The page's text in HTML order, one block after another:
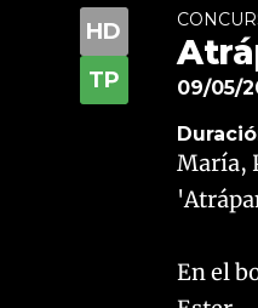
09/05/
María,
​En el